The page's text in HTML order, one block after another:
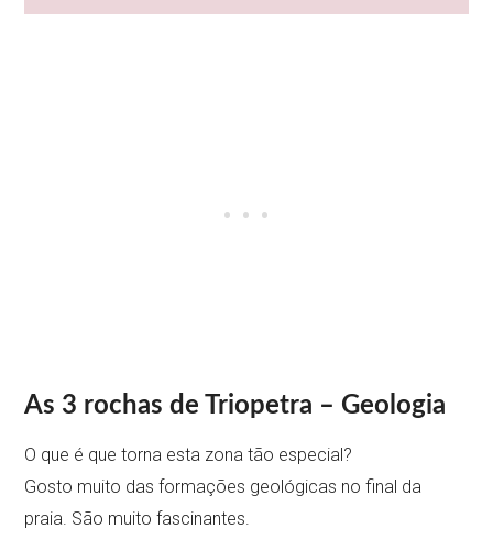
As 3 rochas de Triopetra – Geologia
O que é que torna esta zona tão especial?
Gosto muito das formações geológicas no final da
praia. São muito fascinantes.